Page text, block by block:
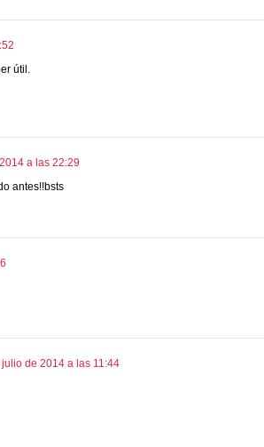
útil.
a las 22:29
antes!!bsts
de 2014 a las 11:44